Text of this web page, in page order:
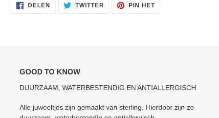
DELEN
DELEN TWITTER TWITTERENPIN HETPINNEN
GOOD TO KNOW
DUURZAAM, WATERBESTENDIG EN ANTIALLERGISCH
Alle juweeltjes zijn gemaakt van sterling. Hierdoor zijn ze